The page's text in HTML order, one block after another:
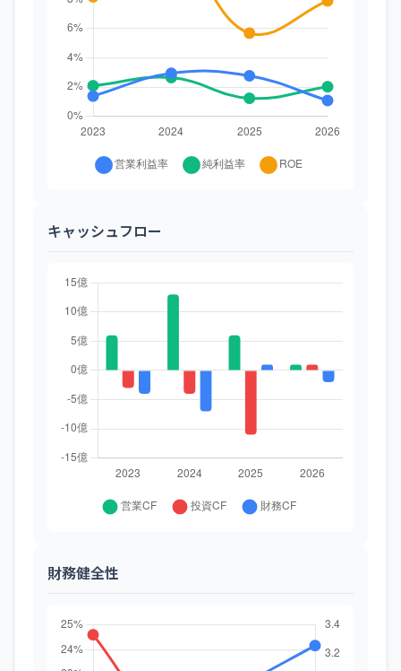
キャッシュフロー
財務健全性